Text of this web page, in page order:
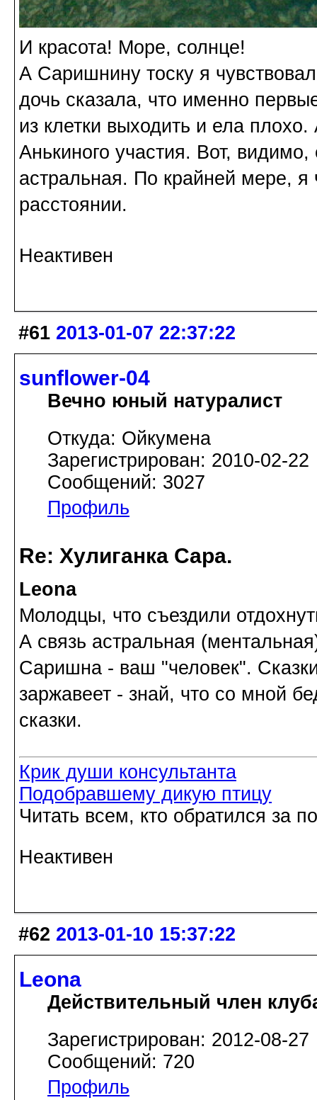
И красота! Море, солнце!
А Саришнину тоску я
дочь сказала, что именно
из клетки выходить и ела
Анькиного участия. Вот,
астральная. По крайней мере,
расстоянии.
Неактивен
#61 2013-01-07 22:37:22
sunflower-04
Вечно юный натуралист
Откуда: Ойкумена
Зарегистрирован: 2010-02-22
Сообщений: 3027
Профиль
Re: Хулиганка Сара.
Leona
Молодцы, что съездили
А связь астральная
Саришна - ваш "человек".
заржавеет - знай, что со мной
сказки.
Крик души консультанта
Подобравшему дикую птицу
Читать всем, кто обратился за
Неактивен
#62 2013-01-10 15:37:22
Leona
Действительный член
Зарегистрирован: 2012-08-27
Сообщений: 720
Профиль